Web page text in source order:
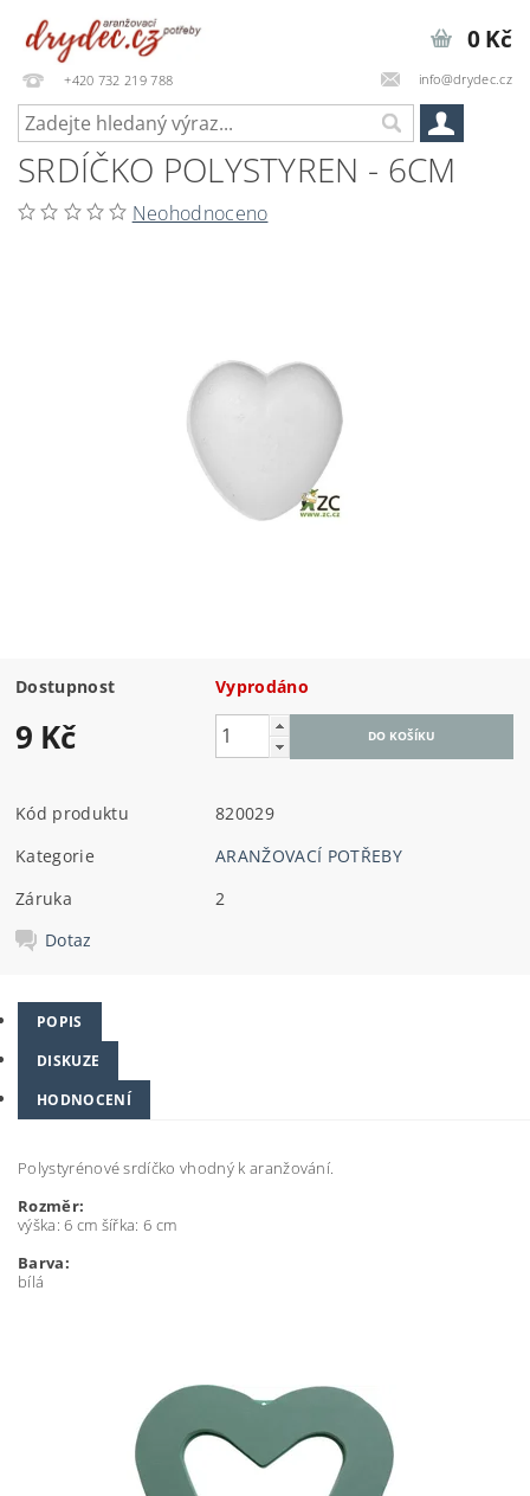
+420 732 219 788 info@drydec.cz
0 Kč
SRDÍČKO POLYSTYREN - 6CM
Neohodnoceno
Dostupnost Vyprodáno
9 Kč
Kód produktu
820029
Kategorie
ARANŽOVACÍ POTŘEBY
Záruka
2
Dotaz
POPIS
DISKUZE
HODNOCENÍ
Polystyrénové srdíčko vhodný k aranžování.
Rozměr:
výška: 6 cm šířka: 6 cm
Barva:
bílá